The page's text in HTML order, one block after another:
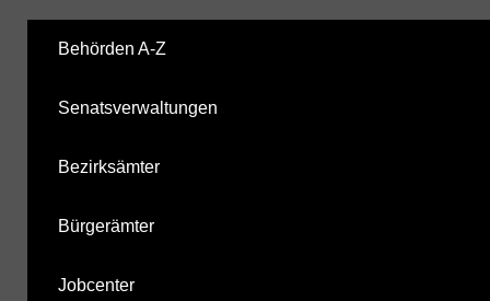
Behörden A-Z
Senatsverwaltungen
Bezirksämter
Bürgerämter
Jobcenter